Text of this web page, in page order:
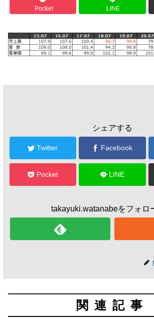
Pocket LINE
シェアする
Twitter Facebook
Pocket LINE
takayuki.watanabeをフォロ
関連記事